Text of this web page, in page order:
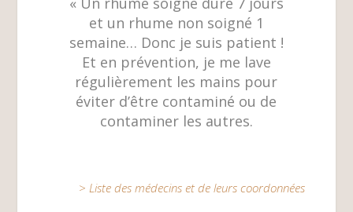
et un rhume non soigné 1
semaine… Donc je suis patient !
Et en prévention, je me lave
régulièrement les mains pour
éviter d’être contaminé ou de
contaminer les autres.
> Liste des médecins et de leurs coordonnées